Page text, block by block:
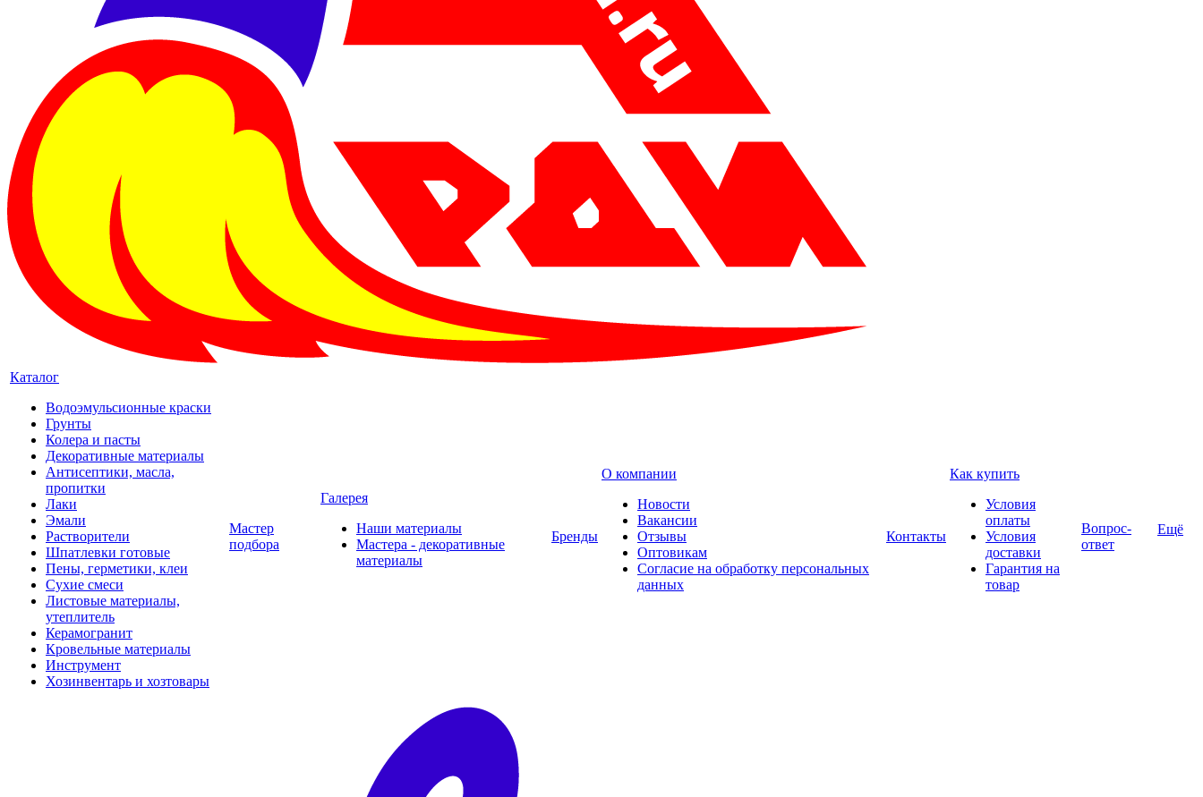
Каталог
Водоэмульсионные краски
Грунты
Колера и пасты
Декоративные материалы
Антисептики, масла,
пропитки
Лаки
Эмали
Растворители
Шпатлевки готовые
Пены, герметики, клеи
Сухие смеси
Листовые материалы,
утеплитель
Керамогранит
Кровельные материалы
Инструмент
Хозинвентарь и хозтовары
Мастер
подбора
Галерея
Наши материалы
Мастера - декоративные
материалы
Бренды
О компании
Новости
Вакансии
Отзывы
Оптовикам
Cогласие на обработку персональных
данных
Контакты
Как купить
Условия
оплаты
Условия
доставки
Гарантия на
товар
Вопрос-
ответ
Ещё